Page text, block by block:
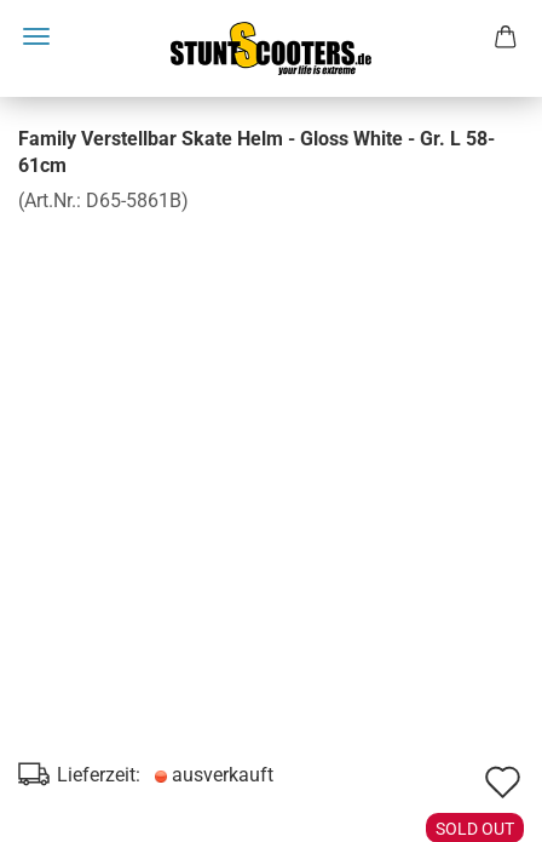
Family Verstellbar Skate Helm - Gloss White - Gr. L 58-
61cm
(Art.Nr.: D65-5861B)
Lieferzeit: ausverkauft
SOLD OUT